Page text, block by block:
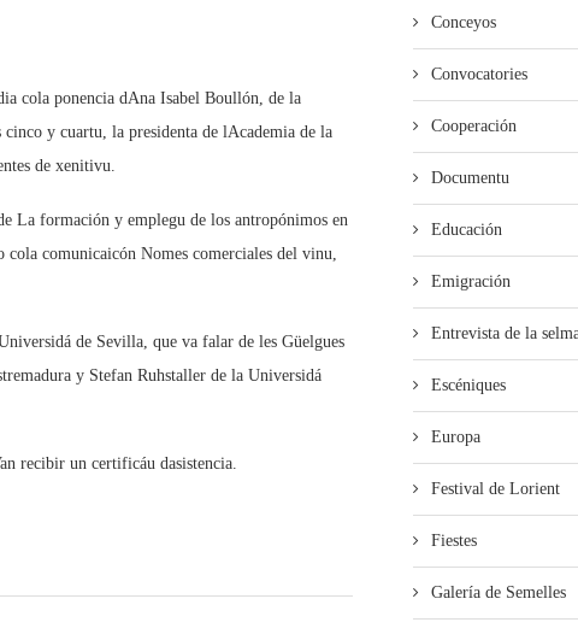
cola ponencia dAna Isabel Boullón, de la
y cuartu, la presidenta de lAcademia de la
de xenitivu.
La formación y emplegu de los antropónimos en
comunicaicón Nomes comerciales del vinu,
de Sevilla, que va falar de les Güelgues
y Stefan Ruhstaller de la Universidá
recibir un certificáu dasistencia.
Conceyos
Convocatories
Cooperación
Documentu
Educación
Emigración
Entrevista de la
Escéniques
Europa
Festival de Lorient
Fiestes
Galería de Semelles